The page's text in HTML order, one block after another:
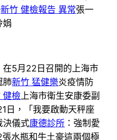
新竹 健檢報告 異常張一
娟
5月22日召開的上海市
肺新竹 猛健樂炎疫情防
健檢 上海市衛生安康委副
日，「我要啟動天秤座
決儀式康德診所 ：強制愛
水瓶和牛土豪這兩個極